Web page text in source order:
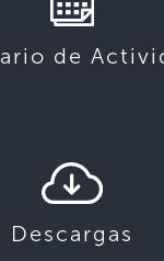
de
Descargas